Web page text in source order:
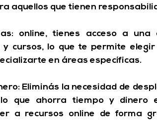
aquellos que tienen
online, tienes acceso a una
cursos, lo que te permite
en áreas específicas.
Eliminás la necesidad de
que ahorra tiempo y dinero
a recursos online de forma